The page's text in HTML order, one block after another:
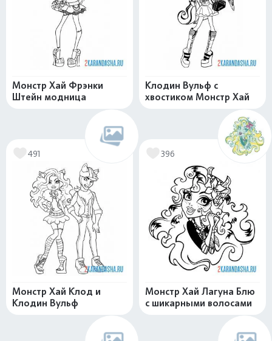
Монстр Хай Фрэнки
Штейн модница
Клодин Вульф с
хвостиком Монстр Хай
491
Монстр Хай Клод и
Клодин Вульф
396
Монстр Хай Лагуна Блю
с шикарными волосами